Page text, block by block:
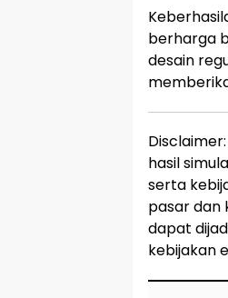
berharga
desain
hasil
serta
pasar dan
dapat
kebijakan